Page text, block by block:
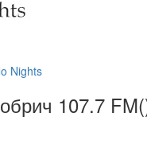
Nights
107.7 FM(